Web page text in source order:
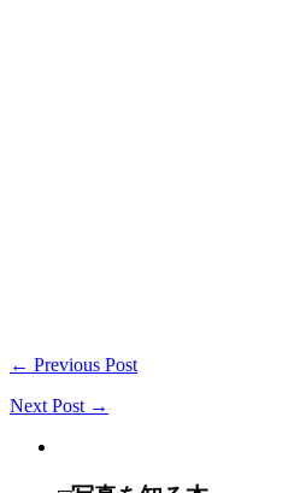
← Previous Post
Next Post →